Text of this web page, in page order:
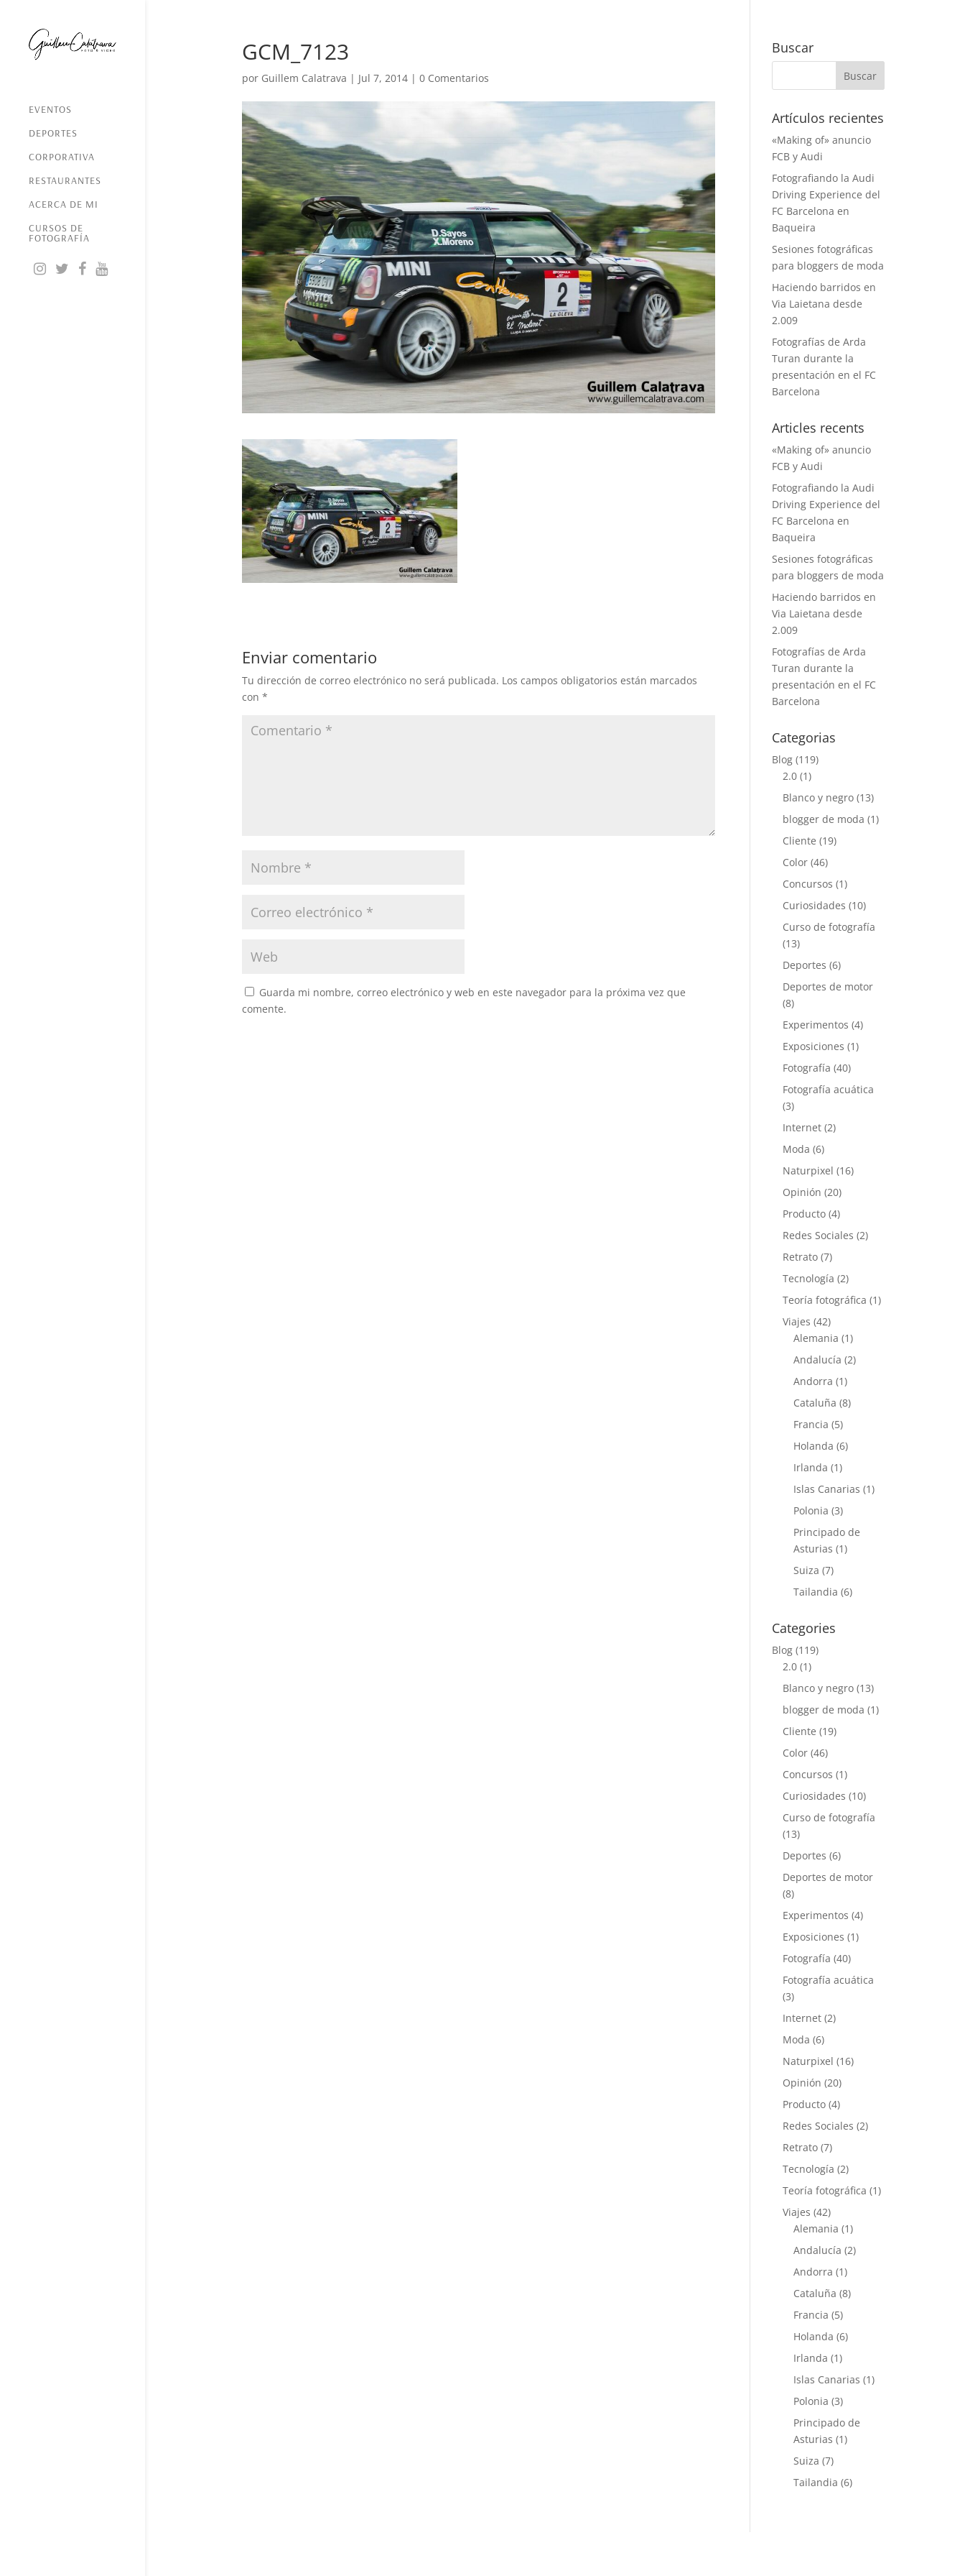
EVENTOS
DEPORTES
CORPORATIVA
RESTAURANTES
ACERCA DE MI
CURSOS DE
FOTOGRAFÍA
GCM_7123
por Guillem Calatrava | Jul 7, 2014| 0 Comentarios
Enviar comentario
Tu dirección de correo electrónico no será publicada. Los campos obligatorios están marcados
con *
Guarda mi nombre, correo electrónico y web en este navegador para la próxima vez que
comente.
Buscar
Artículos recientes
«Making of» anuncio
FCB y Audi
Fotografiando la Audi
Driving Experience del
FC Barcelona en
Baqueira
Sesiones fotográficas
para bloggers de moda
Haciendo barridos en
Via Laietana desde
2.009
Fotografías de Arda
Turan durante la
presentación en el FC
Barcelona
Articles recents
«Making of» anuncio
FCB y Audi
Fotografiando la Audi
Driving Experience del
FC Barcelona en
Baqueira
Sesiones fotográficas
para bloggers de moda
Haciendo barridos en
Via Laietana desde
2.009
Fotografías de Arda
Turan durante la
presentación en el FC
Barcelona
Categorias
Blog (119)
2.0 (1)
Blanco y negro (13)
blogger de moda (1)
Cliente (19)
Color (46)
Concursos (1)
Curiosidades (10)
Curso de fotografía
(13)
Deportes (6)
Deportes de motor
(8)
Experimentos (4)
Exposiciones (1)
Fotografía (40)
Fotografía acuática
(3)
Internet (2)
Moda (6)
Naturpixel (16)
Opinión (20)
Producto (4)
Redes Sociales (2)
Retrato (7)
Tecnología (2)
Teoría fotográfica (1)
Viajes (42)
Alemania (1)
Andalucía (2)
Andorra (1)
Cataluña (8)
Francia (5)
Holanda (6)
Irlanda (1)
Islas Canarias (1)
Polonia (3)
Principado de
Asturias (1)
Suiza (7)
Tailandia (6)
Categories
Blog (119)
2.0 (1)
Blanco y negro (13)
blogger de moda (1)
Cliente (19)
Color (46)
Concursos (1)
Curiosidades (10)
Curso de fotografía
(13)
Deportes (6)
Deportes de motor
(8)
Experimentos (4)
Exposiciones (1)
Fotografía (40)
Fotografía acuática
(3)
Internet (2)
Moda (6)
Naturpixel (16)
Opinión (20)
Producto (4)
Redes Sociales (2)
Retrato (7)
Tecnología (2)
Teoría fotográfica (1)
Viajes (42)
Alemania (1)
Andalucía (2)
Andorra (1)
Cataluña (8)
Francia (5)
Holanda (6)
Irlanda (1)
Islas Canarias (1)
Polonia (3)
Principado de
Asturias (1)
Suiza (7)
Tailandia (6)